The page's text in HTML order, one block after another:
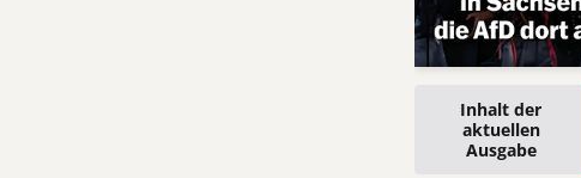
Inhalt der
aktuellen
Ausgabe